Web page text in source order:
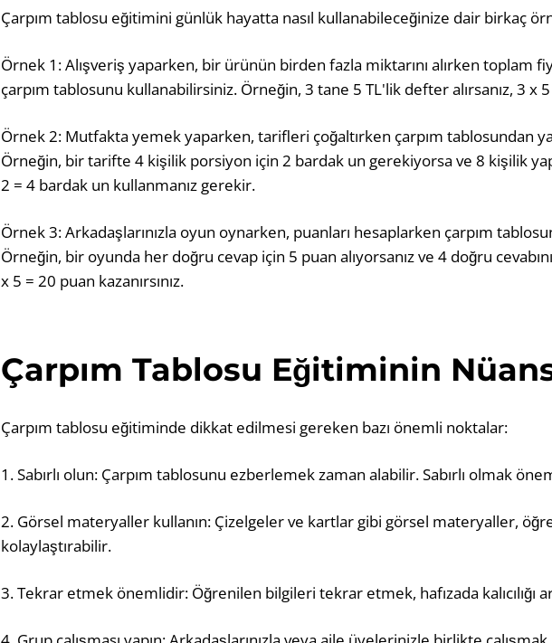
Çarpım tablosu eğitimini günlük hayatta nasıl kullanabileceğinize dair birkaç
Örnek 1: Alışveriş yaparken, bir ürünün birden fazla miktarını alırken toplam
çarpım tablosunu kullanabilirsiniz. Örneğin, 3 tane 5 TL'lik defter alırsanız, 3 x
Örnek 2: Mutfakta yemek yaparken, tarifleri çoğaltırken çarpım tablosundan
Örneğin, bir tarifte 4 kişilik porsiyon için 2 bardak un gerekiyorsa ve 8 kişilik
2 = 4 bardak un kullanmanız gerekir.
Örnek 3: Arkadaşlarınızla oyun oynarken, puanları hesaplarken çarpım
Örneğin, bir oyunda her doğru cevap için 5 puan alıyorsanız ve 4 doğru
x 5 = 20 puan kazanırsınız.
Çarpım Tablosu Eğitiminin
Çarpım tablosu eğitiminde dikkat edilmesi gereken bazı önemli noktalar:
1. Sabırlı olun: Çarpım tablosunu ezberlemek zaman alabilir. Sabırlı olmak
2. Görsel materyaller kullanın: Çizelgeler ve kartlar gibi görsel materyaller,
kolaylaştırabilir.
3. Tekrar etmek önemlidir: Öğrenilen bilgileri tekrar etmek, hafızada kalıcılığı